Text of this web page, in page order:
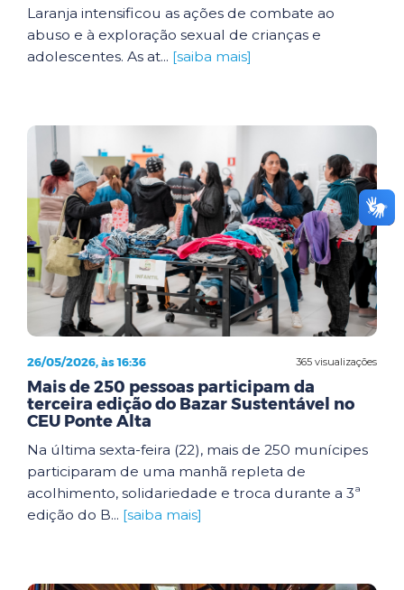
Laranja intensificou as ações de combate ao
abuso e à exploração sexual de crianças e
adolescentes. As at... [saiba mais]
365 visualizações
26/05/2026, às 16:36
Mais de 250 pessoas participam da
terceira edição do Bazar Sustentável no
CEU Ponte Alta
Na última sexta-feira (22), mais de 250 munícipes
participaram de uma manhã repleta de
acolhimento, solidariedade e troca durante a 3ª
edição do B... [saiba mais]